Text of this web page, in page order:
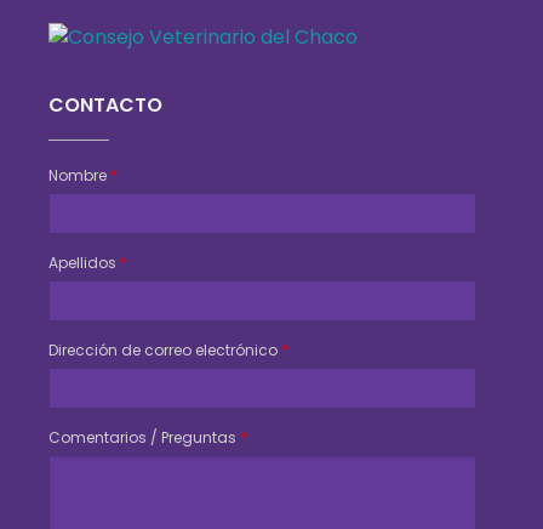
CONTACTO
Nombre *
Apellidos *
Dirección de correo electrónico *
Comentarios / Preguntas *